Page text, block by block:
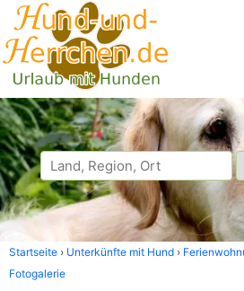
Startseite Unterkünfte mit Hund
Fotogalerie